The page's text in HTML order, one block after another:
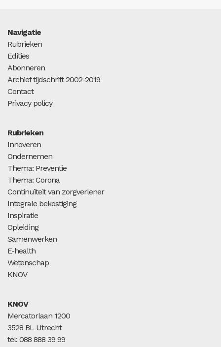
Navigatie
Rubrieken
Edities
Abonneren
Archief tijdschrift 2002-2019
Contact
Privacy policy
Rubrieken
Innoveren
Ondernemen
Thema: Preventie
Thema: Corona
Continuïteit van zorgverlener
Integrale bekostiging
Inspiratie
Opleiding
Samenwerken
E-health
Wetenschap
KNOV
KNOV
Mercatorlaan 1200
3528 BL Utrecht
tel: 088 888 39 99